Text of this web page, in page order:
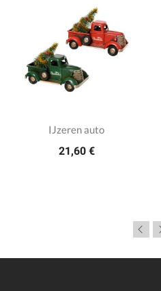
IJzeren auto
21,60 €